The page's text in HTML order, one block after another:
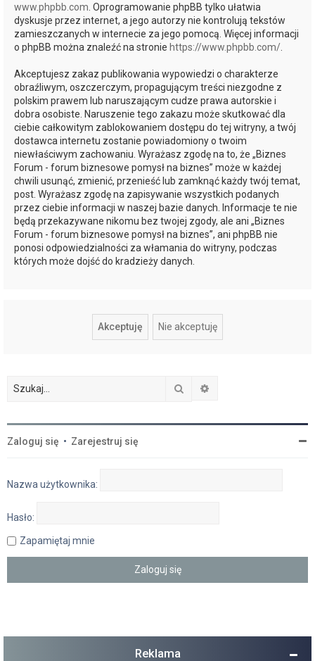
www.phpbb.com . Oprogramowanie phpBB tylko ułatwia
dyskusje przez internet, a jego autorzy nie kontrolują tekstów
zamieszczanych w internecie za jego pomocą. Więcej informacji
o phpBB można znaleźć na stronie https://www.phpbb.com/
Akceptujesz zakaz publikowania wypowiedzi o charakterze
obraźliwym, oszczerczym, propagującym treści niezgodne z
polskim prawem lub naruszającym cudze prawa autorskie i
dobra osobiste. Naruszenie tego zakazu może skutkować dla
ciebie całkowitym zablokowaniem dostępu do tej witryny, a twój
dostawca internetu zostanie powiadomiony o twoim
niewłaściwym zachowaniu. Wyrażasz zgodę na to, że „Biznes
Forum - forum biznesowe pomysł na biznes” może w każdej
chwili usunąć, zmienić, przenieść lub zamknąć każdy twój temat,
post. Wyrażasz zgodę na zapisywanie wszystkich podanych
przez ciebie informacji w naszej bazie danych. Informacje te nie
będą przekazywane nikomu bez twojej zgody, ale ani „Biznes
Forum - forum biznesowe pomysł na biznes”, ani phpBB nie
ponosi odpowiedzialności za włamania do witryny, podczas
których może dojść do kradzieży danych.
Szukaj
Zaloguj się • Zarejestruj się
Nazwa użytkownika:
Hasło:
Zapamiętaj mnie
Reklama